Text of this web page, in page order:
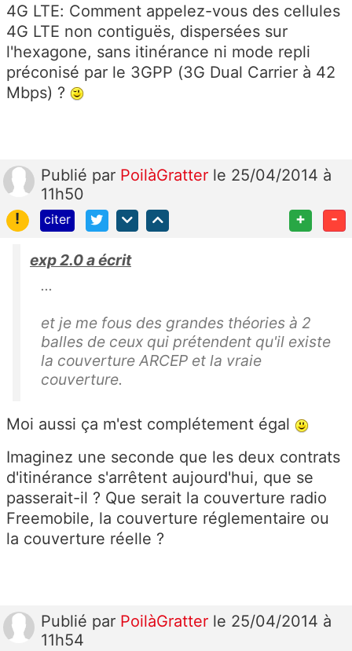
4G LTE: Comment appelez-vous des cellules
4G LTE non contiguës, dispersées sur
l'hexagone, sans itinérance ni mode repli
préconisé par le 3GPP (3G Dual Carrier à 42
Mbps) ?
Publié par PoilàGratter le 25/04/2014 à
11h50
!
citer + -
exp 2.0 a écrit
...
et je me fous des grandes théories à 2
balles de ceux qui prétendent qu'il existe
la couverture ARCEP et la vraie
couverture.
Moi aussi ça m'est complétement égal
Imaginez une seconde que les deux contrats
d'itinérance s'arrêtent aujourd'hui, que se
passerait-il ? Que serait la couverture radio
Freemobile, la couverture réglementaire ou
la couverture réelle ?
Publié par PoilàGratter le 25/04/2014 à
11h54